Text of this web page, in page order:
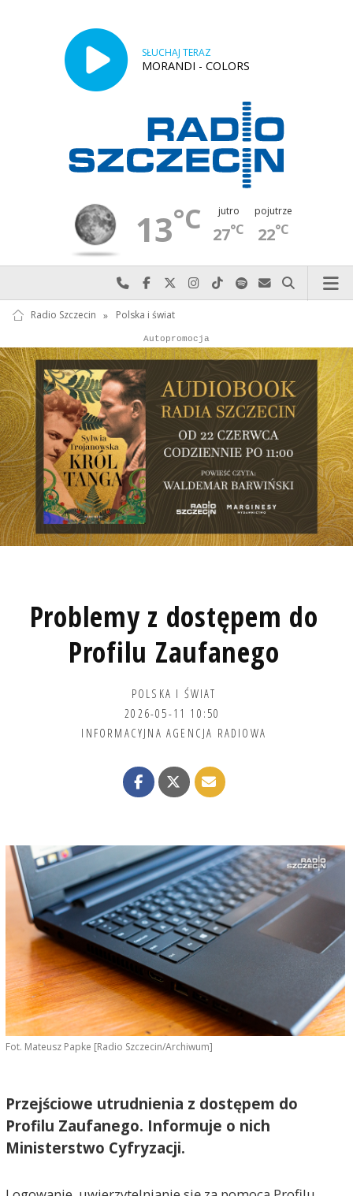
SŁUCHAJ TERAZ
MORANDI - COLORS
13°C jutro
27°C
pojutrze
22°C
Najlepiej po prostu do nas zadzwoń
Odwiedź nas na Facebook-u
Odwiedź nas na X
Odwiedź nas na Instagram-ie
Odwiedź nas na TikTok-u
Szukaj nas na Spotify
Wyślij do nas
Szukaj
Radio Szczecin » Polska i świat
Reklama
Autopromocja
Problemy z dostępem do
Profilu Zaufanego
POLSKA I ŚWIAT
2026-05-11 10:50
INFORMACYJNA AGENCJA RADIOWA
Fot. Mateusz Papke [Radio Szczecin/Archiwum]
Przejściowe utrudnienia z dostępem do
Profilu Zaufanego. Informuje o nich
Ministerstwo Cyfryzacji.